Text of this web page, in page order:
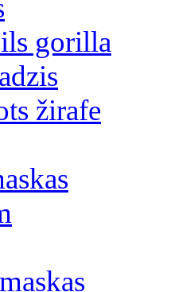
gorilla
žirafe